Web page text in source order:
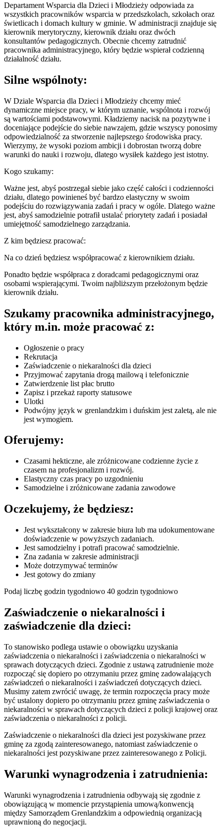
Departament Wsparcia dla Dzieci i Młodzieży odpowiada za
wszystkich pracowników wsparcia w przedszkolach, szkołach oraz
świetlicach i domach kultury w gminie. W administracji znajduje się
kierownik merytoryczny, kierownik działu oraz dwóch
konsultantów pedagogicznych. Obecnie chcemy zatrudnić
pracownika administracyjnego, który będzie wspierał codzienną
działalność działu.
Silne wspólnoty:
W Dziale Wsparcia dla Dzieci i Młodzieży chcemy mieć
dynamiczne miejsce pracy, w którym uznanie, wspólnota i rozwój
są wartościami podstawowymi. Kładziemy nacisk na pozytywne i
doceniające podejście do siebie nawzajem, gdzie wszyscy ponosimy
odpowiedzialność za stworzenie najlepszego środowiska pracy.
Wierzymy, że wysoki poziom ambicji i dobrostan tworzą dobre
warunki do nauki i rozwoju, dlatego wysiłek każdego jest istotny.
Kogo szukamy:
Ważne jest, abyś postrzegał siebie jako część całości i codzienności
działu, dlatego powinieneś być bardzo elastyczny w swoim
podejściu do rozwiązywania zadań i pracy w ogóle. Dlatego ważne
jest, abyś samodzielnie potrafił ustalać priorytety zadań i posiadał
umiejętność samodzielnego zarządzania.
Z kim będziesz pracować:
Na co dzień będziesz współpracować z kierownikiem działu.
Ponadto będzie współpraca z doradcami pedagogicznymi oraz
osobami wspierającymi. Twoim najbliższym przełożonym będzie
kierownik działu.
Szukamy pracownika administracyjnego,
który m.in. może pracować z:
Ogłoszenie o pracy
Rekrutacja
Zaświadczenie o niekaralności dla dzieci
Przyjmować zapytania drogą mailową i telefonicznie
Zatwierdzenie list płac brutto
Zapisz i przekaż raporty statusowe
Ulotki
Podwójny język w grenlandzkim i duńskim jest zaletą, ale nie
jest wymogiem.
Oferujemy:
Czasami hekticzne, ale zróżnicowane codzienne życie z
czasem na profesjonalizm i rozwój.
Elastyczny czas pracy po uzgodnieniu
Samodzielne i zróżnicowane zadania zawodowe
Oczekujemy, że będziesz:
Jest wykształcony w zakresie biura lub ma udokumentowane
doświadczenie w powyższych zadaniach.
Jest samodzielny i potrafi pracować samodzielnie.
Zna zadania w zakresie administracji
Może dotrzymywać terminów
Jest gotowy do zmiany
Podaj liczbę godzin tygodniowo 40 godzin tygodniowo
Zaświadczenie o niekaralności i
zaświadczenie dla dzieci:
To stanowisko podlega ustawie o obowiązku uzyskania
zaświadczenia o niekaralności i zaświadczenia o niekaralności w
sprawach dotyczących dzieci. Zgodnie z ustawą zatrudnienie może
rozpocząć się dopiero po otrzymaniu przez gminę zadowalających
zaświadczeń o niekaralności i zaświadczeń dotyczących dzieci.
Musimy zatem zwrócić uwagę, że termin rozpoczęcia pracy może
być ustalony dopiero po otrzymaniu przez gminę zaświadczenia o
niekaralności w sprawach dotyczących dzieci z policji krajowej oraz
zaświadczenia o niekaralności z policji.
Zaświadczenie o niekaralności dla dzieci jest pozyskiwane przez
gminę za zgodą zainteresowanego, natomiast zaświadczenie o
niekaralności jest pozyskiwane przez zainteresowanego z Policji.
Warunki wynagrodzenia i zatrudnienia:
Warunki wynagrodzenia i zatrudnienia odbywają się zgodnie z
obowiązującą w momencie przystąpienia umową/konwencją
między Samorządem Grenlandzkim a odpowiednią organizacją
uprawnioną do negocjacji.